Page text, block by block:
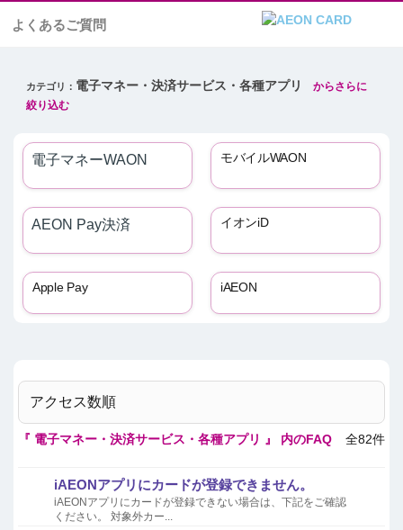
よくあるご質問
電子マネー・決済サービス・各種アプリ
電子マネーWAON モバイルWAON
AEON Pay決済 イオンiD
Apple Pay iAEON
『 電子マネー・決済サービス・各種アプリ 』 内のFAQ 全82件
iAEONアプリにカードが登録できません。
iAEONアプリにカードが登録できない場合は、下記をご確認
ください。 対象外カー...